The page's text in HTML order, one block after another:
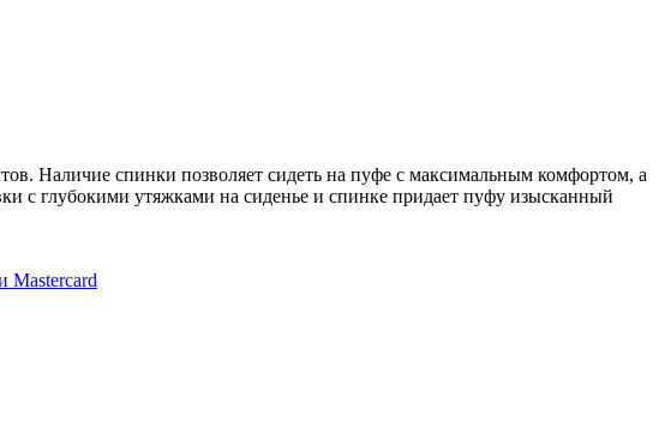
Наличие спинки позволяет сидеть на пуфе с максимальным комфортом, а
с глубокими утяжками на сиденье и спинке придает пуфу изысканный
Mastercard